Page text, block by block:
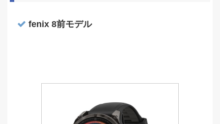
fenix 8前モデル